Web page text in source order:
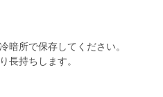
暗所で保存してください。
長持ちします。